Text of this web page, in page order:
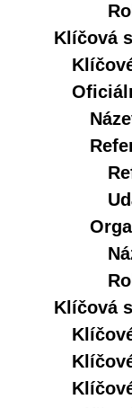
Klíčová
Klíčová